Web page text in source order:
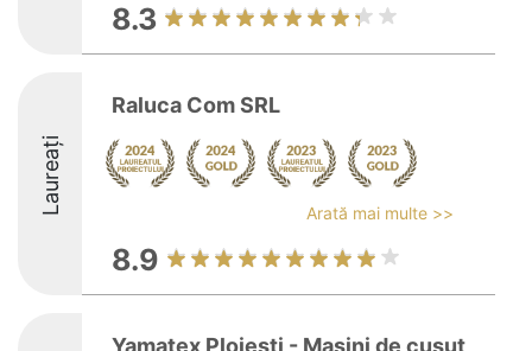
8.3
Laureați
Raluca Com SRL
Arată mai multe >>
8.9
Yamatex Ploiesti - Masini de cusut